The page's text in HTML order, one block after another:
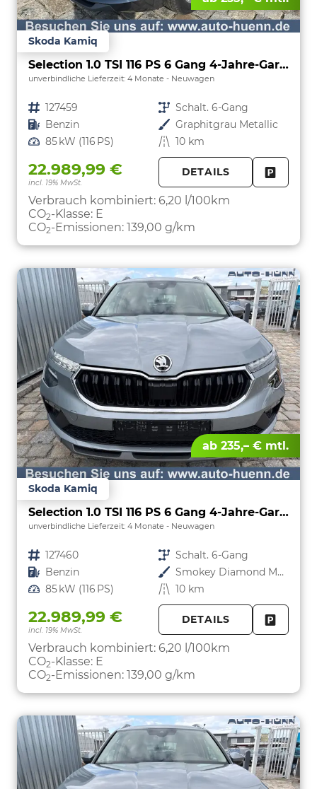
Skoda Kamiq
Selection 1.0 TSI 116 PS 6 Gang 4-Jahre-Garantie-Anhängerkupplung schwenkbar-Kessy-16" Alu-2-Zonen-Climatronic-Tempomat-LED-AppleCarPlay-AndroidAuto-Rückfahrkamera-2xPDC
unverbindliche Lieferzeit: 4 Monate Neuwagen
Fahrzeugnr. 127459 Getriebe Schalt. 6-Gang
Kraftstoff Benzin Außenfarbe Graphitgrau Metallic
Leistung 85 kW (116 PS) Kilometerstand 10 km
22.989,99 €
incl. 19% MwSt.
DETAILS
Verbrauch kombiniert: 6,20 l/100km
CO2-Klasse: E
CO2-Emissionen: 139,00 g/km
ab 235,– € mtl.
Skoda Kamiq
Selection 1.0 TSI 116 PS 6 Gang 4-Jahre-Garantie-Anhängerkupplung schwenkbar-Kessy-16" Alu-2-Zonen-Climatronic-Tempomat-LED-AppleCarPlay-AndroidAuto-Rückfahrkamera-2xPDC
unverbindliche Lieferzeit: 4 Monate Neuwagen
Fahrzeugnr. 127460 Getriebe Schalt. 6-Gang
Kraftstoff Benzin Außenfarbe
Smokey Diamond Metallic
Leistung 85 kW (116 PS) Kilometerstand 10 km
22.989,99 €
incl. 19% MwSt.
DETAILS
Verbrauch kombiniert: 6,20 l/100km
CO2-Klasse: E
CO2-Emissionen: 139,00 g/km